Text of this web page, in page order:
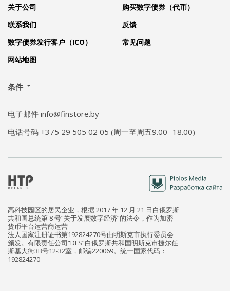
关于公司
购买数字债券（代币）
联系我们
反馈
数字债券发行客户（ICO）
常见问题
网站地图
条件
电子邮件 info@finstore.by
电话号码 +375 29 505 02 05 (周一至周五9.00 -18.00)
高科技园区的居民企业，根据 2017 年 12 月 21 日白俄罗斯
共和国总统第 8 号“关于发展数字经济”的法令，作为加密
货币平台运营商运营
法人国家注册证书第192824270号由明斯克市执行委员会
颁发。有限责任公司“DFS”白俄罗斯共和国明斯克市捷尔任
斯基大街3B号12-32室，邮编220069。统一国家代码：
192824270